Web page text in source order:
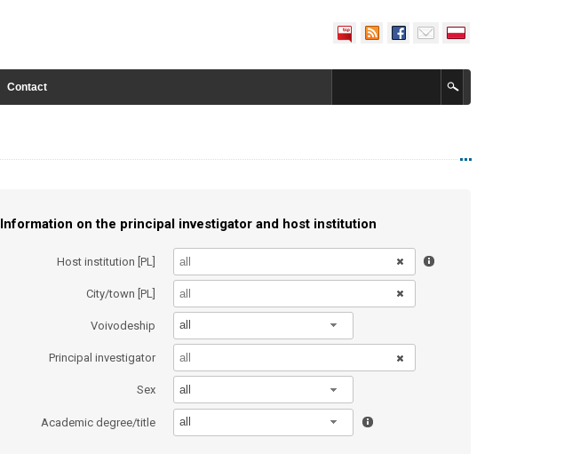
Contact
Information on the principal investigator and host institution
Host institution [PL]
City/town [PL]
Voivodeship all
Principal investigator
Sex all
Academic degree/title all